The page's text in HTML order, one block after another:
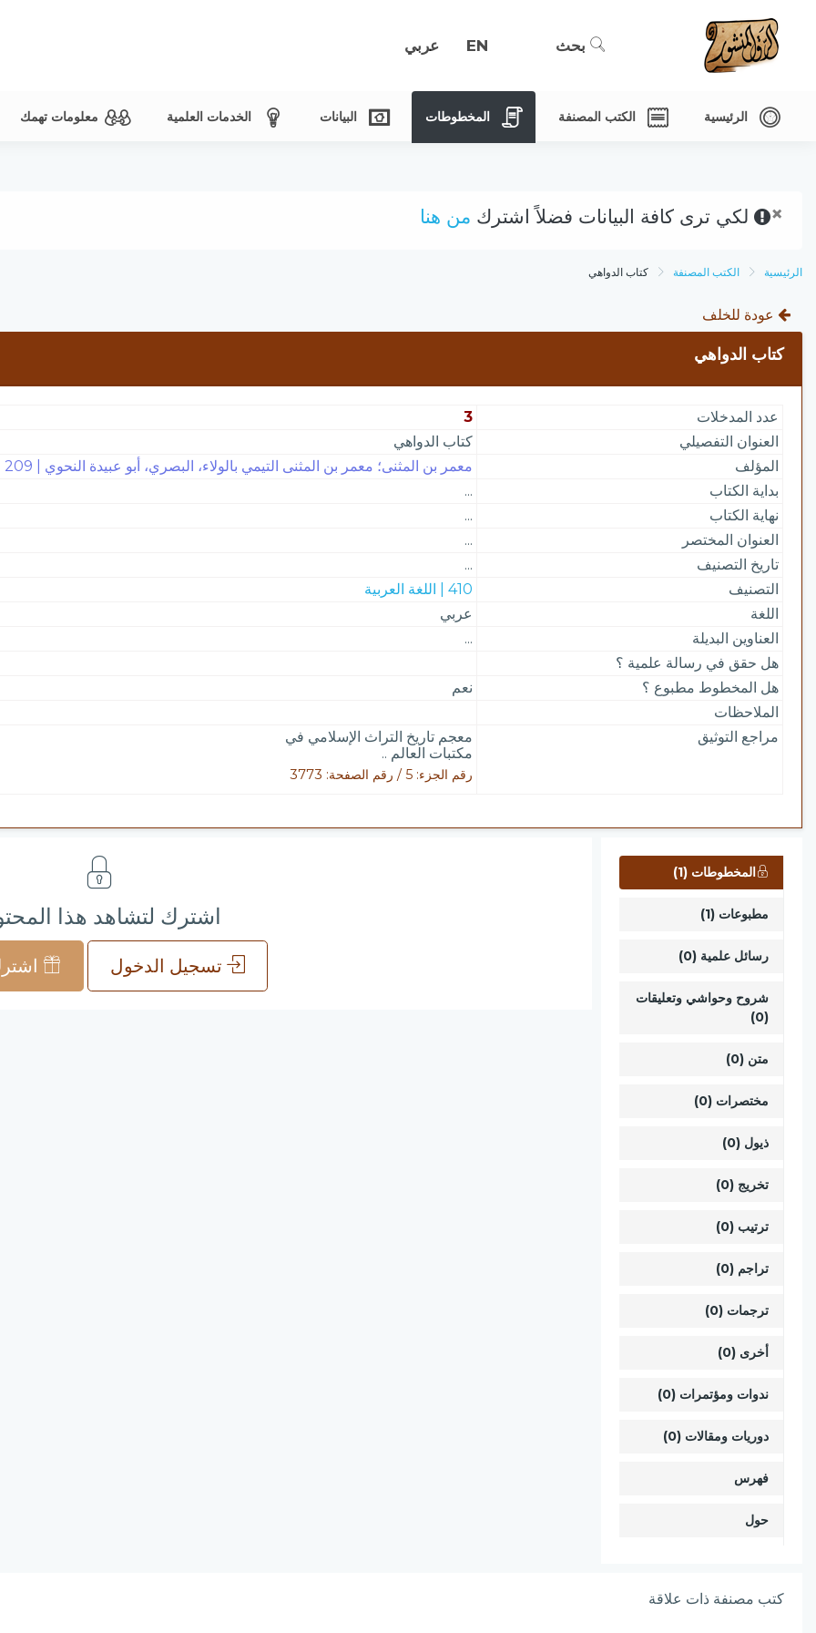
بحث EN عربي
الرئيسية الكتب المصنفة المخطوطات البيانات الخدمات العلمية معلومات تهمك
× لكي ترى كافة البيانات فضلاً اشترك من هنا
الرئيسية الكتب المصنفة كتاب الدواهي
عودة للخلف
كتاب الدواهي
عدد المدخلات
3
العنوان التفصيلي
كتاب الدواهي
المؤلف
معمر بن المثنى؛ معمر بن المثنى التيمي بالولاء، البصري، أبو عبيدة النحوي | 209
بداية الكتاب
...
نهاية الكتاب
...
العنوان المختصر
...
تاريخ التصنيف
...
التصنيف
410 | اللغة العربية
اللغة
عربي
العناوين البديلة
...
هل حقق في رسالة علمية ؟
هل المخطوط مطبوع ؟
نعم
الملاحظات
مراجع التوثيق
معجم تاريخ التراث الإسلامي في
مكتبات العالم ..
رقم الجزء: 5 / رقم الصفحة: 3773
المخطوطات (1)
مطبوعات (1)
رسائل علمية (0)
شروح وحواشي وتعليقات
(0)
متن (0)
مختصرات (0)
ذيول (0)
تخريج (0)
ترتيب (0)
تراجم (0)
ترجمات (0)
أخرى (0)
ندوات ومؤتمرات (0)
دوريات ومقالات (0)
فهرس
حول
اشترك لتشاهد هذا
تسجيل الدخول
كتب مصنفة ذات علاقة